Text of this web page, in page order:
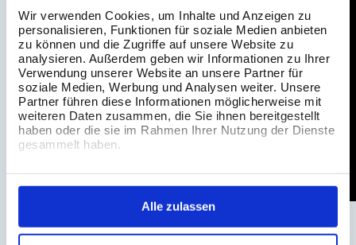
Wir verwenden Cookies, um Inhalte und Anzeigen zu
personalisieren, Funktionen für soziale Medien anbieten
zu können und die Zugriffe auf unsere Website zu
analysieren. Außerdem geben wir Informationen zu Ihrer
Verwendung unserer Website an unsere Partner für
soziale Medien, Werbung und Analysen weiter. Unsere
Partner führen diese Informationen möglicherweise mit
weiteren Daten zusammen, die Sie ihnen bereitgestellt
haben oder die sie im Rahmen Ihrer Nutzung der Dienste
gesammelt haben.
Alle zulassen
Wichtig zu wissen:Jedes Jahr starten wir drei